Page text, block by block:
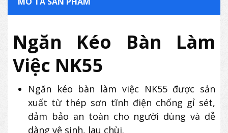
Ngăn Kéo Bàn Làm
Việc NK55
Ngăn kéo bàn làm việc NK55 được sản
xuất từ thép sơn tĩnh điện chống gỉ sét,
đảm bảo an toàn cho người dùng và dễ
dàng vệ sinh, lau chùi.